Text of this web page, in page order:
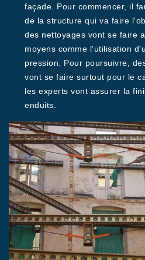
façade. Pour commencer, il
de la structure qui va faire
des nettoyages vont se faire
moyens comme l'utilisation
pression. Pour poursuivre,
vont se faire surtout pour le
les experts vont assurer la
enduits.